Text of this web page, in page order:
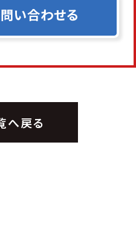
い合わせる
へ戻る